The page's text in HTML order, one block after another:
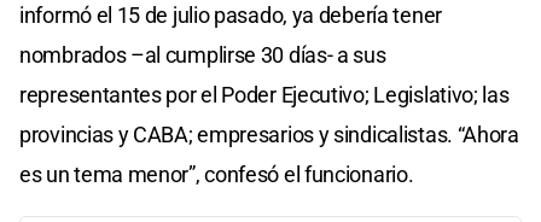
informó el 15 de julio pasado, ya debería tener
nombrados –al cumplirse 30 días- a sus
representantes por el Poder Ejecutivo; Legislativo; las
provincias y CABA; empresarios y sindicalistas. “Ahora
es un tema menor”, confesó el funcionario.